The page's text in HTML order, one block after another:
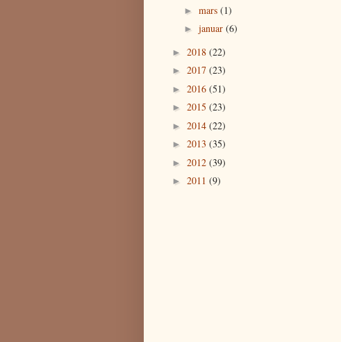
► mars (1)
► januar (6)
► 2018 (22)
► 2017 (23)
► 2016 (51)
► 2015 (23)
► 2014 (22)
► 2013 (35)
► 2012 (39)
► 2011 (9)